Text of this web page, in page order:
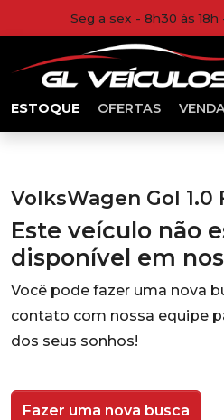
Seg a sex - 8h30 às 18h
ESTOQUE OFERTAS
VolksWagen Gol 1.0
Este veículo não
disponível em
Você pode fazer uma nova
contato com nossa equipe
dos seus sonhos!
Fazer uma nova busca